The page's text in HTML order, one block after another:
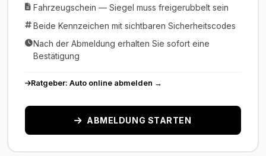
Fahrzeugschein — Siegel muss freigerubbelt sein
Beide Kennzeichen mit sichtbaren Sicherheitscodes
Nach der Abmeldung erhalten Sie sofort eine
Bestätigung
Ratgeber: Auto online abmelden →
ABMELDUNG STARTEN